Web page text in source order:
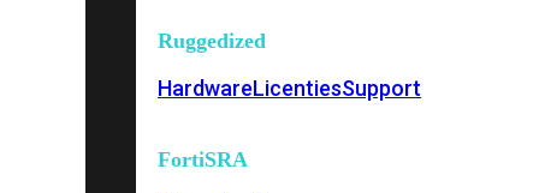
Ruggedized
HardwareLicentiesSupport
FortiSRA